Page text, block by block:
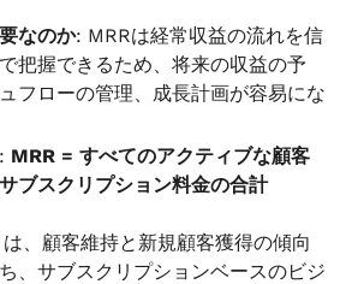
なのか: MRRは経常収益の流れを信
把握できるため、将来の収益の予
フローの管理、成長計画が容易にな
: MRR = すべてのアクティブな顧客
ブスクリプション料金の合計
、顧客維持と新規顧客獲得の傾向
、サブスクリプションベースのビジ